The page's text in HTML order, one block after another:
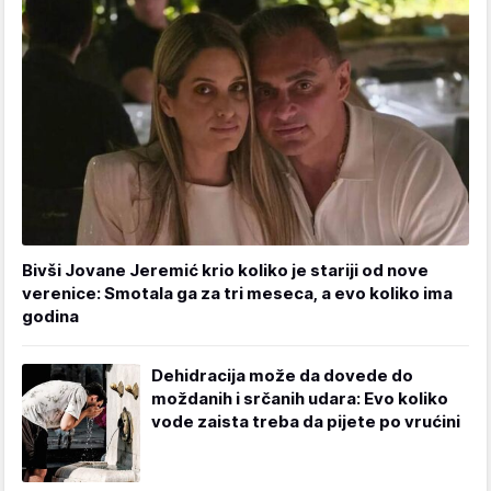
Bivši Jovane Jeremić krio koliko je stariji od nove
verenice: Smotala ga za tri meseca, a evo koliko ima
godina
Dehidracija može da dovede do
moždanih i srčanih udara: Evo koliko
vode zaista treba da pijete po vrućini